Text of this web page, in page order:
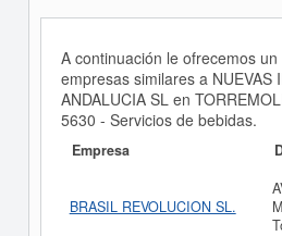
A continuación le ofrecemos
empresas similares a NUEVAS
ANDALUCIA SL en
5630 - Servicios de bebidas.
Empresa
BRASIL REVOLUCION SL.